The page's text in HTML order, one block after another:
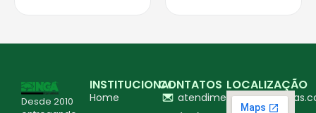
Desde 2010
INSTITUCIONAL
Home
CONTATOS LOCALIZAÇÃO